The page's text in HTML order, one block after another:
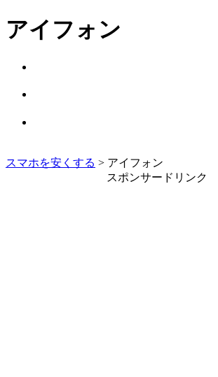
アイフォン
スマホを安くする > アイフォン
スポンサードリンク